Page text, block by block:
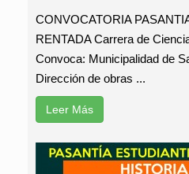
CONVOCATORIA
RENTADA Carrera de
Convoca: Municipalidad de
Dirección de obras ...
Leer Más